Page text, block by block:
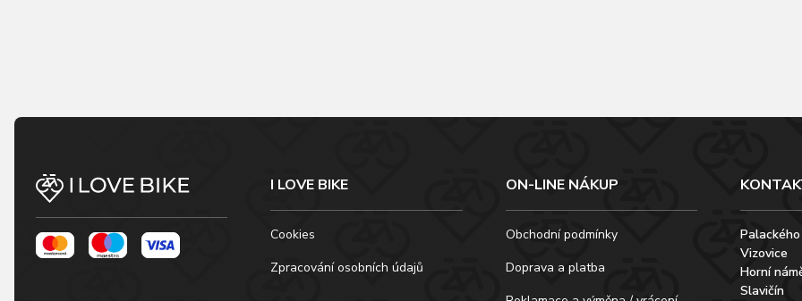
I LOVE BIKE
Cookies
Zpracování osobních údajů
ON-LINE NÁKUP
Obchodní podmínky
Doprava a platba
Vizovice
Horní
Slavičín